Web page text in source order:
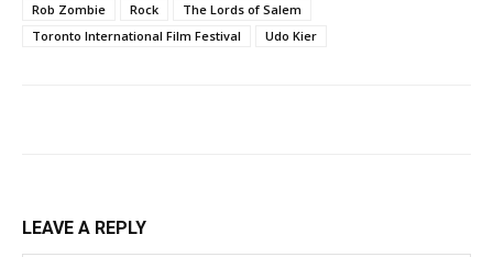
Rob Zombie
Rock
The Lords of Salem
Toronto International Film Festival
Udo Kier
LEAVE A REPLY